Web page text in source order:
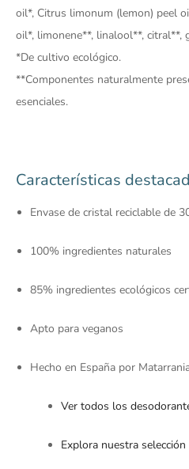
oil*, Citrus limonum (lemon) peel
oil*, limonene**, linalool**, citral**,
*De cultivo ecológico.
**Componentes naturalmente
esenciales.
Características
Envase de cristal reciclable de
100% ingredientes naturales
85% ingredientes ecológicos
Apto para veganos
Hecho en España por
Ver todos los
Explora nuestra